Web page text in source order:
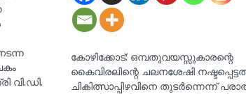
വി.ഡി.
കോഴിക്കോട്: ഒമ്പതുവയസ്സുകാരന്റെ
കൈവിരലിന്റെ ചലനശേഷി
ചികിത്സാപ്പിഴവിനെ തുടര്‍ന്നെന്ന്